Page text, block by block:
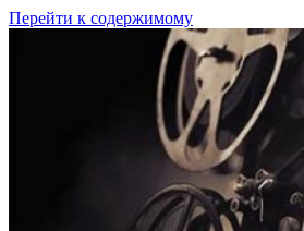
Перейти к содержимому